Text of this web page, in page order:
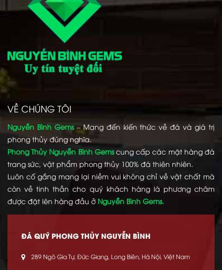
VỀ CHÚNG TÔI
Nguyễn Bình Gems– Mang đến kiến thức về đá và giá trị
phong thủy đúng nghĩa.
Phong Thủy Nguyễn Bình Gemscung cấp các mặt hàng đá
trang sức, vật phẩm phong thủy 100% đá thiên nhiên.
Luôn cố gắng mang lại niềm vui không chỉ về vật chất mà
còn về tinh thần cho quý khách hàng là phương châm
được đặt lên hàng đầu ở Nguyễn Bình Gems.
ĐÁ QUÝ PHONG THỦY NGUYỄN BÌNH
289 Ngô Gia Tự, Đức Giang, Long Biên, Hà Nội, Việt Nam